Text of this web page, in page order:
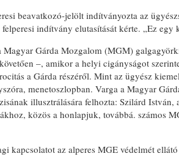
beavatkozó-jelölt indítványozta az
indítvány elutasítását kérte. „Ez egy
Magyar Gárda Mozgalom (MGM)
–, amikor a helyi cigányságot
a Gárda részéről. Mint az ügyész
menetoszlopban. Varga a Magyar
illusztrálására felhozta: Szilárd
közös a honlapjuk, továbbá. számos
kapcsolatot az alperes MGE védelmét